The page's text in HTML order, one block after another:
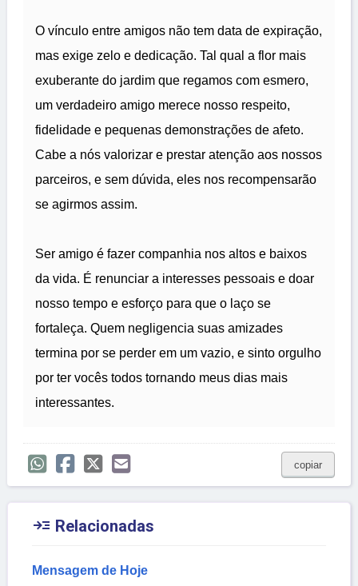
O vínculo entre amigos não tem data de expiração,
mas exige zelo e dedicação. Tal qual a flor mais
exuberante do jardim que regamos com esmero,
um verdadeiro amigo merece nosso respeito,
fidelidade e pequenas demonstrações de afeto.
Cabe a nós valorizar e prestar atenção aos nossos
parceiros, e sem dúvida, eles nos recompensarão
se agirmos assim.
Ser amigo é fazer companhia nos altos e baixos
da vida. É renunciar a interesses pessoais e doar
nosso tempo e esforço para que o laço se
fortaleça. Quem negligencia suas amizades
termina por se perder em um vazio, e sinto orgulho
por ter vocês todos tornando meus dias mais
interessantes.
copiar
 Relacionadas
Mensagem de Hoje